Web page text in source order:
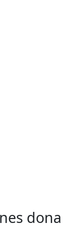
dona